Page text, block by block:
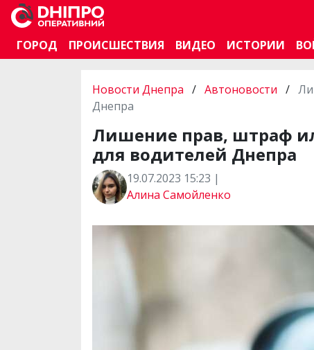
ГОРОД
ПРОИСШЕСТВИЯ ВИДЕО ИСТОРИИ
Новости Днепра / Автоновости /
Днепра
Лишение прав, штраф
для водителей Днепра
19.07.2023 15:23 |
Алина Самойленко